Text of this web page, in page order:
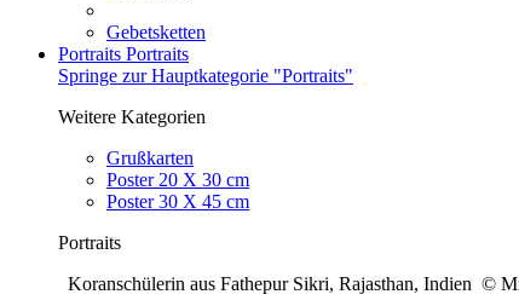
Gebetsketten
Portraits Portraits
Springe zur Hauptkategorie "Portraits"
Weitere Kategorien
Grußkarten
Poster 20 X 30 cm
Poster 30 X 45 cm
Portraits
Koranschülerin aus Fathepur Sikri, Rajasthan, Indien ©